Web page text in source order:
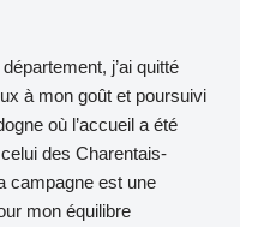
j’ai quitté
à mon goût et poursuivi
où l’accueil a été
des Charentais-
campagne est une
mon équilibre